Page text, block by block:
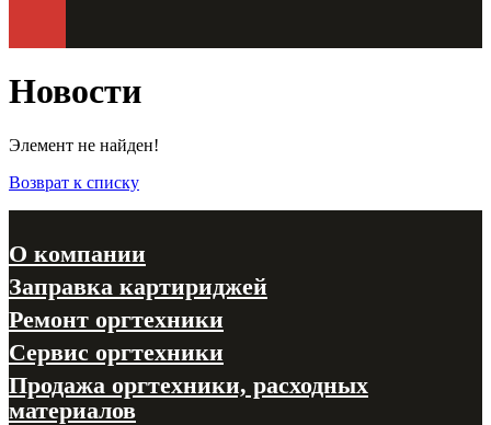
Новости
Элемент не найден!
Возврат к списку
О компании
Заправка картириджей
Ремонт оргтехники
Сервис оргтехники
Продажа оргтехники, расходных
материалов